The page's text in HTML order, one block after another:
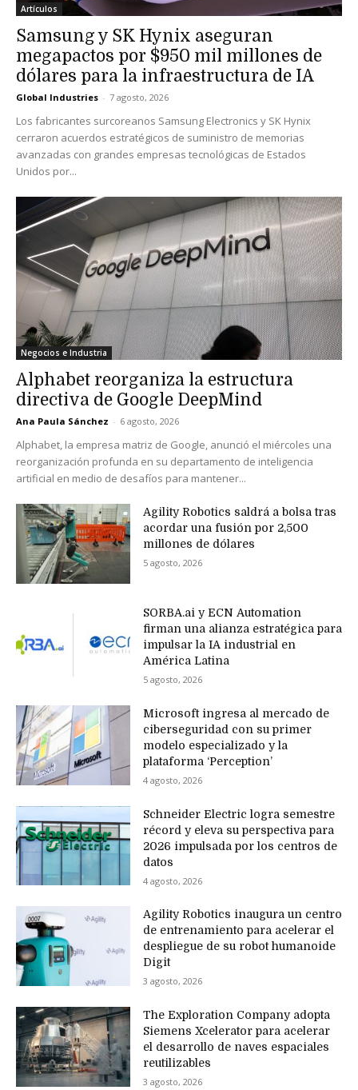
Artículos
Samsung y SK Hynix aseguran
megapactos por $950 mil millones de
dólares para la infraestructura de IA
Global Industries - 7 agosto, 2026
Los fabricantes surcoreanos Samsung Electronics y SK Hynix
cerraron acuerdos estratégicos de suministro de memorias
avanzadas con grandes empresas tecnológicas de Estados
Unidos por...
Negocios e Industria
Alphabet reorganiza la estructura
directiva de Google DeepMind
Ana Paula Sánchez - 6 agosto, 2026
Alphabet, la empresa matriz de Google, anunció el miércoles una
reorganización profunda en su departamento de inteligencia
artificial en medio de desafíos para mantener...
Agility Robotics saldrá a bolsa tras
acordar una fusión por 2,500
millones de dólares
5 agosto, 2026
SORBA.ai y ECN Automation
firman una alianza estratégica para
impulsar la IA industrial en
América Latina
5 agosto, 2026
Microsoft ingresa al mercado de
ciberseguridad con su primer
modelo especializado y la
plataforma ‘Perception’
4 agosto, 2026
Schneider Electric logra semestre
récord y eleva su perspectiva para
2026 impulsada por los centros de
datos
4 agosto, 2026
Agility Robotics inaugura un centro
de entrenamiento para acelerar el
despliegue de su robot humanoide
Digit
3 agosto, 2026
The Exploration Company adopta
Siemens Xcelerator para acelerar
el desarrollo de naves espaciales
reutilizables
3 agosto, 2026